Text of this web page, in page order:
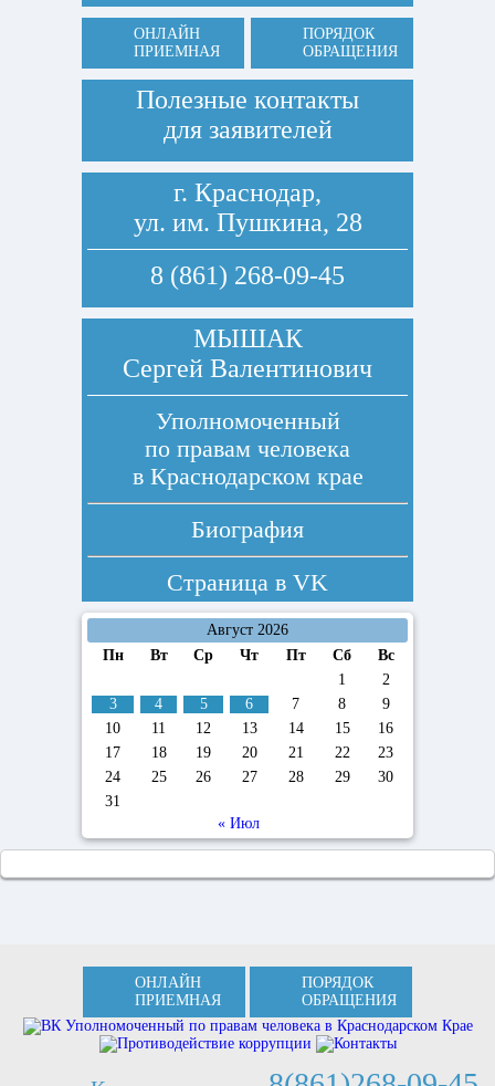
ОНЛАЙН
ПРИЕМНАЯ
ПОРЯДОК
ОБРАЩЕНИЯ
Полезные контакты
для заявителей
г. Краснодар,
ул. им. Пушкина, 28
8 (861) 268-09-45
МЫШАК
Сергей Валентинович
Уполномоченный
по правам человека
в Краснодарском крае
Биография
Страница в VK
Август 2026
Пн
Вт Ср Чт Пт Сб
Вс
1
2
3
4 5 6 7 8
9
10
11 12 13 14 15
16
17
18 19 20 21 22
23
24
25 26 27 28 29
30
31
« Июл
ОНЛАЙН
ПРИЕМНАЯ
ПОРЯДОК
ОБРАЩЕНИЯ